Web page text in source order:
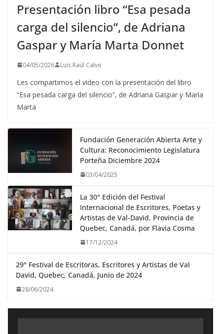
Presentación libro “Esa pesada
carga del silencio”, de Adriana
Gaspar y María Marta Donnet
04/05/2026 Luis Raúl Calvo
Les compartimos el video con la presentación del libro
“Esa pesada carga del silencio”, de Adriana Gaspar y María
Marta
Fundación Generación Abierta Arte y
Cultura: Reconocimiento Legislatura
Porteña Diciembre 2024
03/04/2025
La 30° Edición del Festival
Internacional de Escritores, Poetas y
Artistas de Val-David, Provincia de
Quebec, Canadá, por Flavia Cosma
17/12/2024
29° Festival de Escritoras, Escritores y Artistas de Val
David, Quebec, Canadá, Junio de 2024
28/06/2024